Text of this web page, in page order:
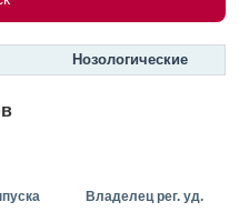
Нозологические
Владелец рег. уд.